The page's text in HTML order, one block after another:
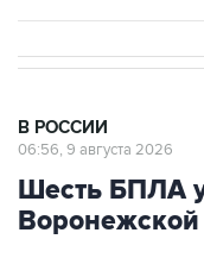
В РОССИИ
06:56, 9 августа 2026
Шесть БПЛА
Воронежской